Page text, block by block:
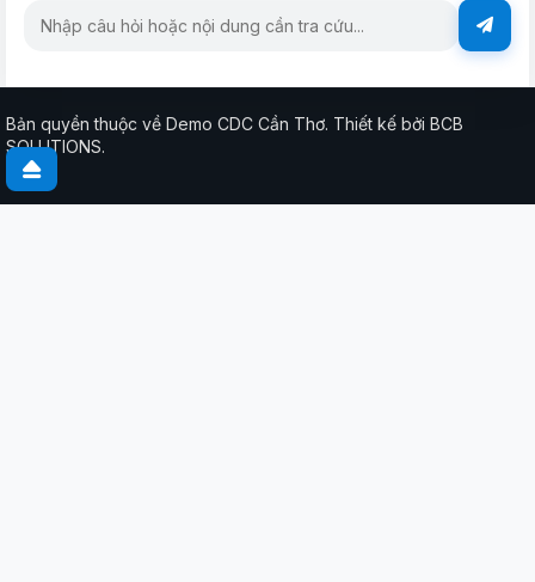
Bản quyền thuộc về Demo CDC Cần Thơ. Thiết kế bởi BCB
SOLUTIONS.